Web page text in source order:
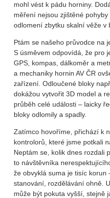
mohl vést k pádu horniny.
měření nejsou zjištěné
odlomení zbytku skalní věže v
Ptám se našeho průvodce na
S úsměvem odpovídá, že pro
GPS, kompas, dálkoměr a
a mechaniky hornin AV ČR
zařízení. Odloučené bloky
dokážou vytvořit 3D model a
průběh celé události – laicky
bloky odlomily a spadly.
Zatímco hovoříme, přichází k
kontrolorů, které jsme potkali
Neptám se, kolik dnes rozdali
to návštěvníka
že obvyklá suma je tisíc korun
stanování, rozdělávání ohně.
může být pokuta vyšší, stejně